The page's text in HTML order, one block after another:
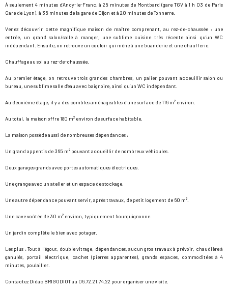
À seulement 4 minutes d’Ancy-le-Franc, à 25 minutes de Montbard (gare TGV à 1 h 03 de Paris
Gare de Lyon), à 35 minutes de la gare de Dijon et à 20 minutes de Tonnerre.
Venez découvrir cette magnifique maison de maître comprenant, au rez-de-chaussée : une
entrée, un grand salon/salle à manger, une sublime cuisine très récente ainsi qu’un WC
indépendant. Ensuite, on retrouve un couloir qui mène à une buanderie et une chaufferie.
Chauffage au sol au rez-de-chaussée.
Au premier étage, on retrouve trois grandes chambres, un palier pouvant acceuillir salon ou
bureau, une sublime salle d’eau avec baignoire, ainsi qu’un WC indépendant.
Au deuxième étage, il y a des combles aménageables d'une surface de 116 m² environ.
Au total, la maison offre 180 m² environ de surface habitable.
La maison possède aussi de nombreuses dépendances :
Un grand appentis de 365 m² pouvant accueillir de nombreux véhicules.
Deux garages grands avec portes automatiques électriques.
Une grange avec un atelier et un espace de stockage.
Une autre dépendance pouvant servir, après travaux, de petit logement de 60 m².
Une cave voûtée de 30 m² environ, typiquement bourguignonne.
Un jardin complète le bien avec potager.
Les plus : Tout à l'égout, double vitrage, dépendances, aucun gros travaux à prévoir, chaudière à
ganulés, portail électrique, cachet (pierres apparentes), grands espaces, commoditées à 4
minutes, poulailler.
Contactez Didac BRIGODIOT au 06.72.21.74.22 pour organiser une visite.